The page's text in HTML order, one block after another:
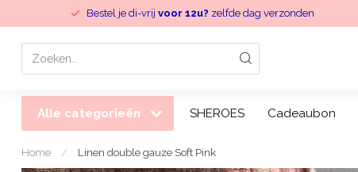
Bestel je di-vrij voor 12u? zelfde dag verzonden
Alle categorieën SHEROES Cadeaubon
Home / Linen double gauze Soft Pink